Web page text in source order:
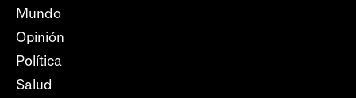
Mundo
Opinión
Política
Salud